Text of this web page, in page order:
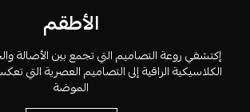
الأطقم
إكتشفي روعة التصاميم التي تجمع بين الأصالة
الكلاسيكية الراقية إلى التصاميم العصرية التي
الموضة